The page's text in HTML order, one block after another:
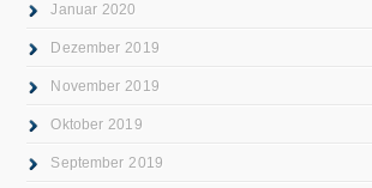
Januar 2020
Dezember 2019
November 2019
Oktober 2019
September 2019